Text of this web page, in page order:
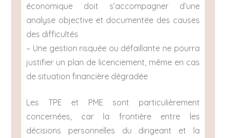
économique doit s’accompagner d’une
analyse objective et documentée des causes
des difficultés
– Une gestion risquée ou défaillante ne pourra
justifier un plan de licenciement, même en cas
de situation financière dégradée
Les TPE et PME sont particulièrement
concernées, car la frontière entre les
décisions personnelles du dirigeant et la